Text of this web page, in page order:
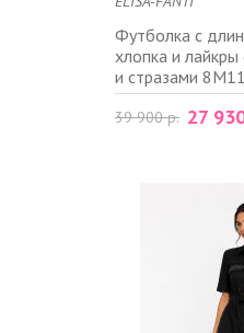
Футболка с
хлопка и
и стразами
39 900 р. 27